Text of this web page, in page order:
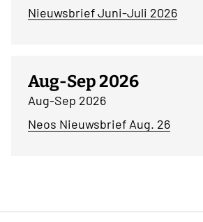
Nieuwsbrief Juni-Juli 2026
Aug-Sep 2026
Aug-Sep 2026
Neos Nieuwsbrief Aug. 26